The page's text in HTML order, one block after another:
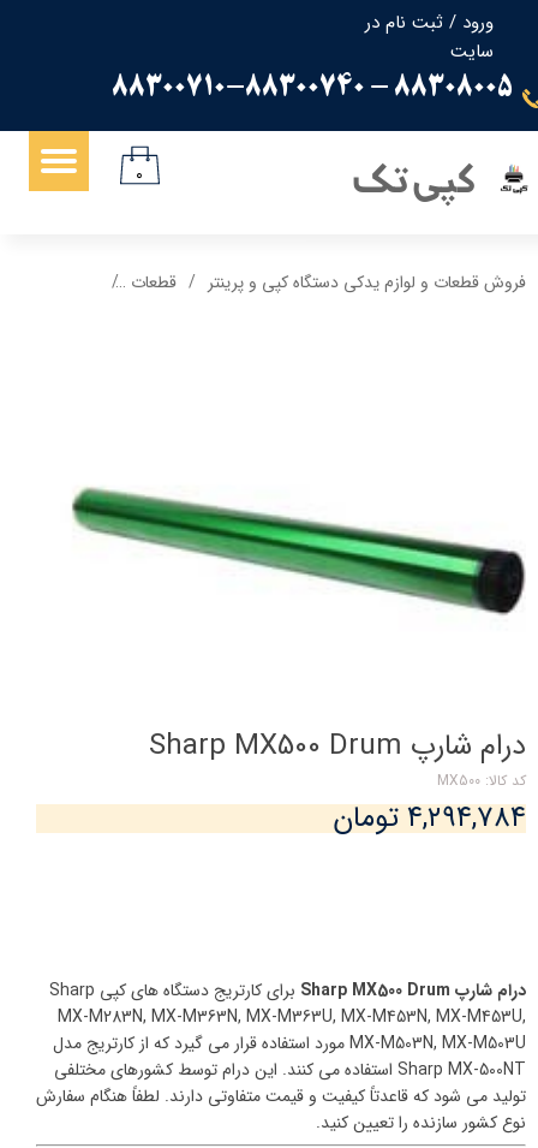
ورود / ثبت نام در
سایت
حساب کاربری من
تغییر گذر واژه
سفارشات
88308005 - 88300710-88300740
کپی تک ۰
فروش قطعات و لوازم یدکی دستگاه کپی و پرینتر قطعات
درام شارپ Sharp MX500 Drum
کد کالا: MX500
۴,۲۹۴,۷۸۴ تومان
درام شارپ Sharp MX500 Drum
برای کارتریج دستگاه های کپی Sharp
MX-M283N, MX-M363N, MX-M363U, MX-M453N, MX-M453U,
MX-M503N, MX-M503U مورد استفاده قرار می گیرد که از کارتریج مدل
Sharp MX-500NT استفاده می کنند. این درام توسط کشورهای مختلفی
تولید می شود که قاعدتاً کیفیت و قیمت متفاوتی دارند. لطفاً هنگام سفارش
نوع کشور سازنده را تعیین کنید.